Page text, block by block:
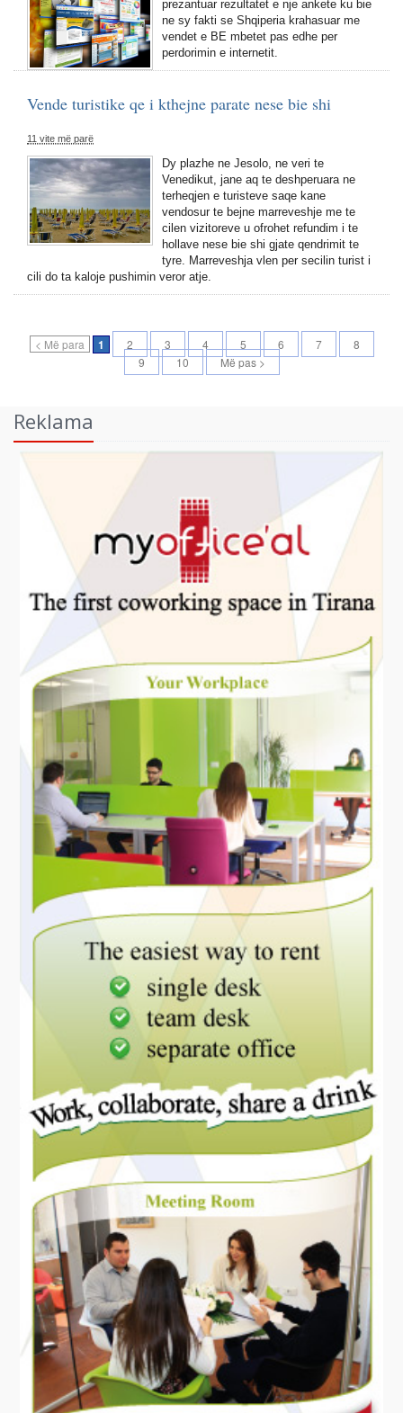
prezantuar rezultatet e nje ankete ku bie
ne sy fakti se Shqiperia krahasuar me
vendet e BE mbetet pas edhe per
perdorimin e internetit.
Vende turistike qe i kthejne parate nese bie shi
11 vite më parë
Dy plazhe ne Jesolo, ne veri te
Venedikut, jane aq te deshperuara ne
terheqjen e turisteve saqe kane
vendosur te bejne marreveshje me te
cilen vizitoreve u ofrohet refundim i te
hollave nese bie shi gjate qendrimit te
tyre. Marreveshja vlen per secilin turist i
cili do ta kaloje pushimin veror atje.
< Më para 1 2 3 4 5 6 7
8
9
10 Më pas >
Reklama